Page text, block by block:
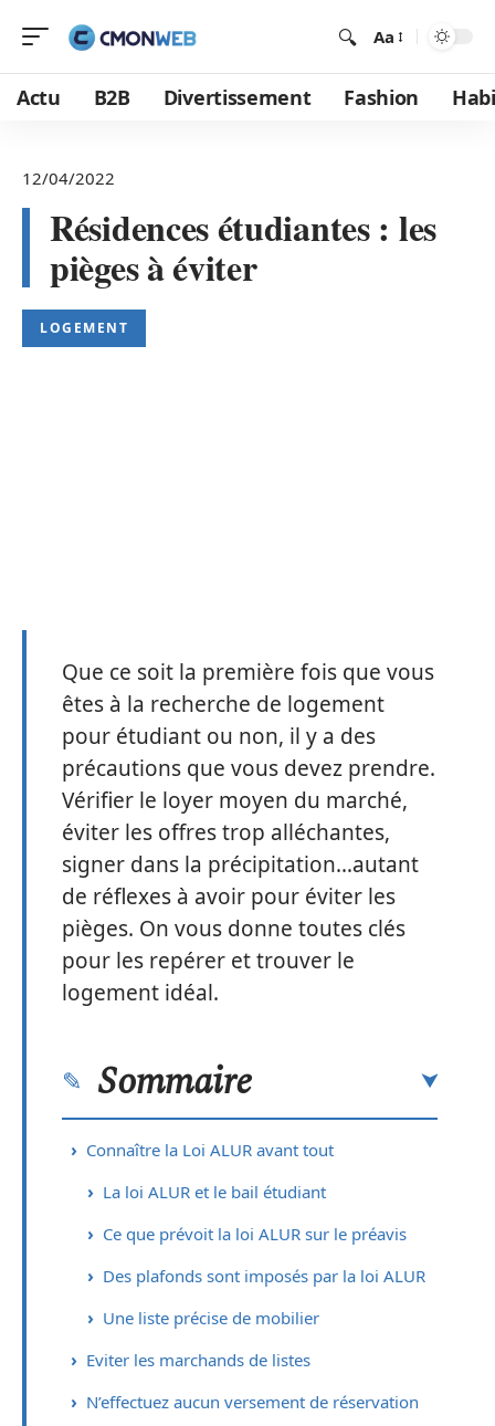
Aa
Actu B2B Divertissement Fashion
12/04/2022
Résidences étudiantes : les
pièges à éviter
LOGEMENT
Que ce soit la première fois que vous
êtes à la recherche de logement
pour étudiant ou non, il y a des
précautions que vous devez prendre.
Vérifier le loyer moyen du marché,
éviter les offres trop alléchantes,
signer dans la précipitation…autant
de réflexes à avoir pour éviter les
pièges. On vous donne toutes clés
pour les repérer et trouver le
logement idéal.
Sommaire
Connaître la Loi ALUR avant tout
La loi ALUR et le bail étudiant
Ce que prévoit la loi ALUR sur le préavis
Des plafonds sont imposés par la loi ALUR
Une liste précise de mobilier
Eviter les marchands de listes
N’effectuez aucun versement de réservation